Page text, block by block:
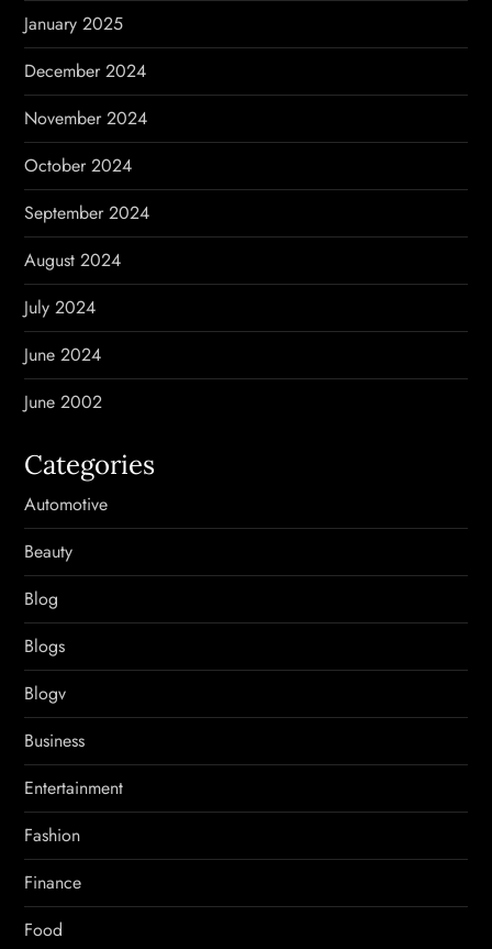
January 2025
December 2024
November 2024
October 2024
September 2024
August 2024
July 2024
June 2024
June 2002
Categories
Automotive
Beauty
Blog
Blogs
Blogv
Business
Entertainment
Fashion
Finance
Food